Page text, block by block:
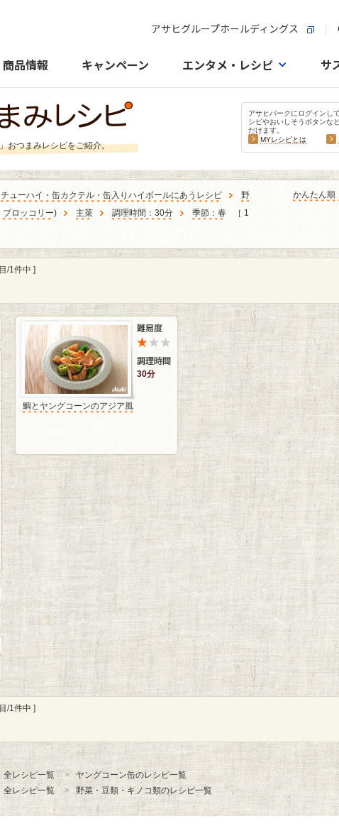
アサヒグループホールディングス
商品情報 キャンペーン エンタメ・レシピ サ
おつまみレシピをご紹介。
アサヒパークにログインし
シピやおいしそうボタンな
だけます。
MYレシピとは
チューハイ・缶カクテル・缶入りハイボールにあうレシピ
野
ブロッコリー) 主菜 調理時間：30分 季節：春
［ 1
かんたん順
/1件中 ]
30分
鯛とヤングコーンのアジア風
/1件中 ]
全レシピ一覧
ヤングコーン缶のレシピ一覧
全レシピ一覧 野菜・豆類・キノコ類のレシピ一覧